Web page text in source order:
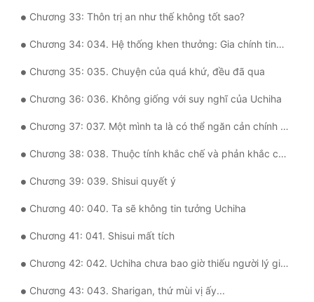
Đông Phương
Đông Phương Huyền Huyễn
Đồng Nhân
Cẩu Đạo Trường Sinh
Ngự Thú
Truyện Nam
Truyện Nữ
Vô Địch Lưu
Xây Dựng Thế Lực
Đam Mỹ
Chương 33: Thôn trị an như thế không tốt sao?
Chương 34: 034. Hệ thống khen thưởng: Gia chính tinh thông
Chương 35: 035. Chuyện của quá khứ, đều đã qua
Chương 36: 036. Không giống với suy nghĩ của Uchiha
Chương 37: 037. Một mình ta là có thể ngăn cản chính biến.
Chương 38: 038. Thuộc tính khắc chế và phản khắc chế.
Chương 39: 039. Shisui quyết ý
Chương 40: 040. Ta sẽ không tin tưởng Uchiha
Chương 41: 041. Shisui mất tích
Chương 42: 042. Uchiha chưa bao giờ thiếu người lý giải ý chí Hỏa
Chương 43: 043. Sharigan, thứ mùi vị ấy...